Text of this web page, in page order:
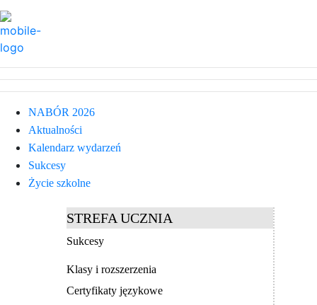
NABÓR 2026
Aktualności
Kalendarz wydarzeń
Sukcesy
Życie szkolne
STREFA UCZNIA
Sukcesy
Klasy i rozszerzenia
Certyfikaty językowe